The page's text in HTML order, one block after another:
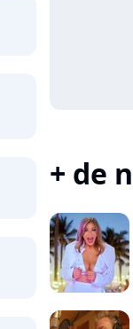
+ de